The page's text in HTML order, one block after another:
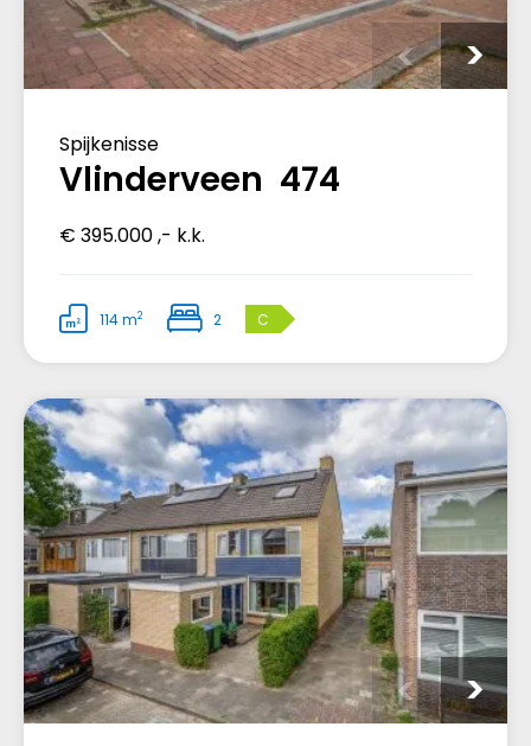
Spijkenisse
Vlinderveen 474
€ 395.000 ,- k.k.
114 m2 2 C